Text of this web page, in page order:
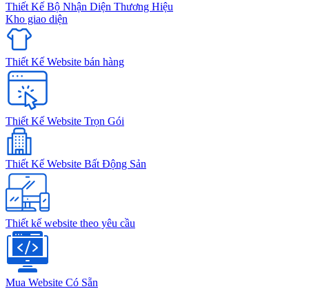
Thiết Kế Bộ Nhận Diện Thương Hiệu
Kho giao diện
Thiết Kế Website bán hàng
Thiết Kế Website Trọn Gói
Thiết Kế Website Bất Động Sản
Thiết kế website theo yêu cầu
Mua Website Có Sẵn